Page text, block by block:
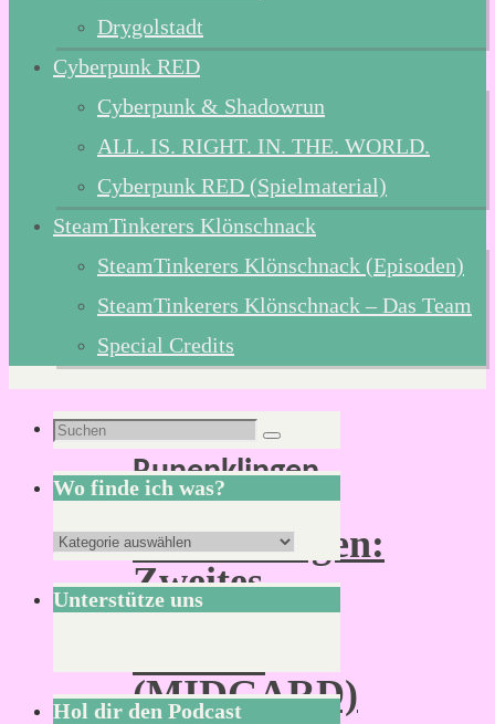
Drygolstadt
Cyberpunk RED
Cyberpunk & Shadowrun
ALL. IS. RIGHT. IN. THE. WORLD.
Cyberpunk RED (Spielmaterial)
SteamTinkerers Klönschnack
SteamTinkerers Klönschnack (Episoden)
SteamTinkerers Klönschnack – Das Team
Special Credits
Schlagwort:
Runenklingen
Runenklingen:
Zweites
Abenteuer
(MIDGARD)
Suchen
nach:
Suchen
Wo finde ich was?
Wo
finde
ich
Unterstütze uns
Hol dir den Podcast